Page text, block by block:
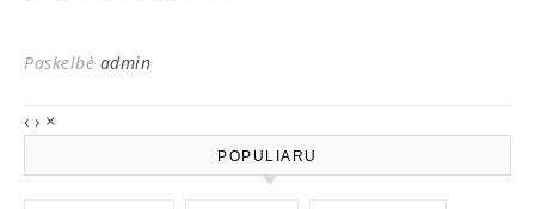
Paskelbė admin
‹ › ×
POPULIARU